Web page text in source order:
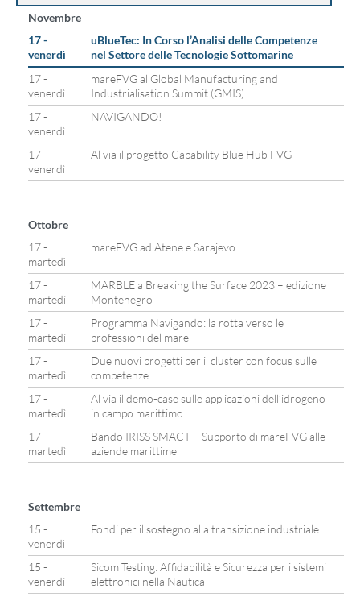
Novembre
17 -
venerdì
uBlueTec: In Corso l’Analisi delle Competenze
nel Settore delle Tecnologie Sottomarine
17 -
venerdì
mareFVG al Global Manufacturing and
Industrialisation Summit (GMIS)
17 -
venerdì
NAVIGANDO!
17 -
venerdì
Al via il progetto Capability Blue Hub FVG
Ottobre
17 -
martedì
mareFVG ad Atene e Sarajevo
17 -
martedì
MARBLE a Breaking the Surface 2023 – edizione
Montenegro
17 -
martedì
Programma Navigando: la rotta verso le
professioni del mare
17 -
martedì
Due nuovi progetti per il cluster con focus sulle
competenze
17 -
martedì
Al via il demo-case sulle applicazioni dell’idrogeno
in campo marittimo
17 -
martedì
Bando IRISS SMACT – Supporto di mareFVG alle
aziende marittime
Settembre
15 -
venerdì
Fondi per il sostegno alla transizione industriale
15 -
venerdì
Sicom Testing: Affidabilità e Sicurezza per i sistemi
elettronici nella Nautica